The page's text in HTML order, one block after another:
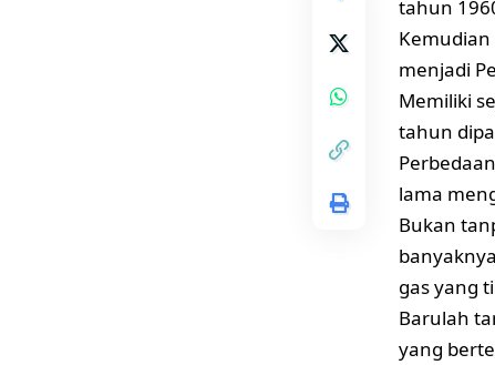
tahun
menjadi
Memiliki
tahun
lama
Bukan
gas yang
Barulah
yang